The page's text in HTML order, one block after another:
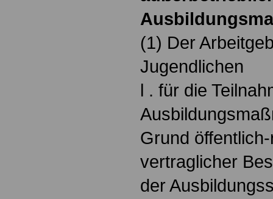
(1) Der
Jugendlichen
l . für die
Grund
vertraglicher
der